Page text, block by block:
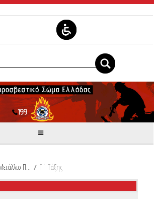
Μετάλλιο Πυροσβεστικής Αξίας / Γ΄ Τάξης